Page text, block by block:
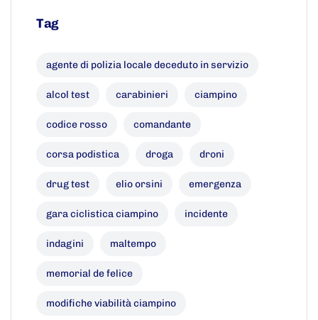
Tag
agente di polizia locale deceduto in servizio
alcol test carabinieri ciampino
codice rosso comandante
corsa podistica droga droni
drug test elio orsini emergenza
gara ciclistica ciampino incidente
indagini maltempo
memorial de felice
modifiche viabilità ciampino